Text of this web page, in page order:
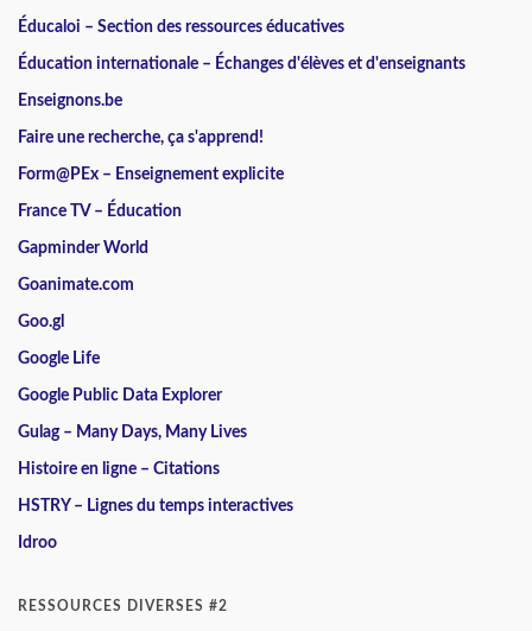
Éducaloi – Section des ressources éducatives
Éducation internationale – Échanges d'élèves et d'enseignants
Enseignons.be
Faire une recherche, ça s'apprend!
Form@PEx – Enseignement explicite
France TV – Éducation
Gapminder World
Goanimate.com
Goo.gl
Google Life
Google Public Data Explorer
Gulag – Many Days, Many Lives
Histoire en ligne – Citations
HSTRY – Lignes du temps interactives
Idroo
RESSOURCES DIVERSES #2